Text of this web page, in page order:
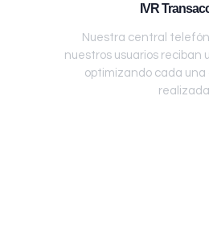
IVR
Nuestra central
nuestros usuarios reciban
optimizando cada una